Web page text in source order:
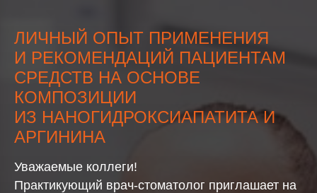
ЛИЧНЫЙ ОПЫТ ПРИМЕНЕНИЯ
И РЕКОМЕНДАЦИЙ ПАЦИЕНТАМ
СРЕДСТВ НА ОСНОВЕ
КОМПОЗИЦИИ
ИЗ НАНОГИДРОКСИАПАТИТА И
АРГИНИНА
Уважаемые коллеги!
Практикующий врач-стоматолог приглашает на